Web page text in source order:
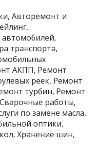
Авторемонт и
транспорта,
АКПП, Ремонт
реек, Ремонт
турбин, Ремонт
работы,
по замене масла,
оптики,
Хранение шин,